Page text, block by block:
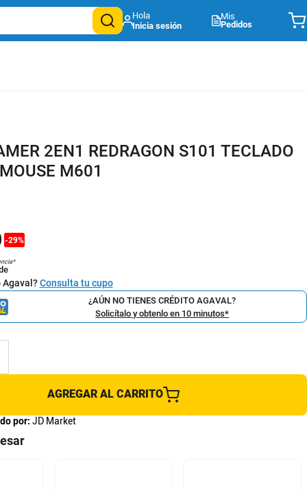
Mis
Pedidos
2EN1 REDRAGON S101 TECLADO
M601
-29%
Agaval?Consulta tu cupo
¿AÚN NO TIENES CRÉDITO AGAVAL?
Solicítalo y obtenlo en 10 minutos*
AGREGAR AL CARRITO
por: JD Market